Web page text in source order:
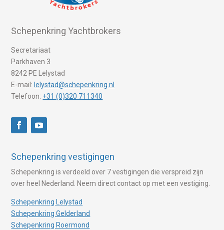
Schepenkring Yachtbrokers
Secretariaat
Parkhaven 3
8242 PE Lelystad
E-mail: lelystad@schepenkring.nl
Telefoon: +31 (0)320 711340
Schepenkring vestigingen
Schepenkring is verdeeld over 7 vestigingen die verspreid zijn
over heel Nederland. Neem direct contact op met een vestiging.
Schepenkring Lelystad
Schepenkring Gelderland
Schepenkring Roermond